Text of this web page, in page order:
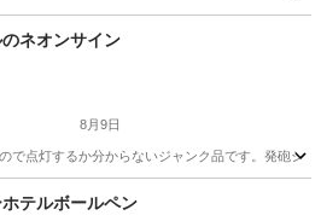
ネオンサイン
8月9日
で点灯するか分からないジャンク品です。発砲シ
ネオンサイン
テルボールペン